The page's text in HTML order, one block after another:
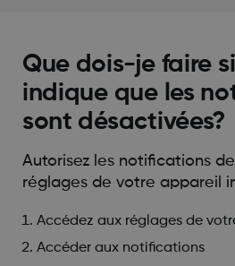
Que dois-je faire
indique que les
sont désactivées?
Autorisez les notifications
réglages de votre appareil
Accédez aux réglages de
Accéder aux notifications